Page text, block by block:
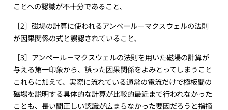
ことへの認識が不十分であること、
［2］磁場の計算に使われるアンペール－マクスウェルの法則
が因果関係の式と誤認されていること、
［3］アンペール－マクスウェルの法則を用いた磁場の計算が
与える第一印象から、誤った因果関係をよみとってしまうこと
これらに加えて、実際に流れている通常の電流だけで極板間の
磁場を説明する具体的な計算が比較的最近まで行われなかった
ことも、長い間正しい認識が広まらなかった要因だろうと指摘